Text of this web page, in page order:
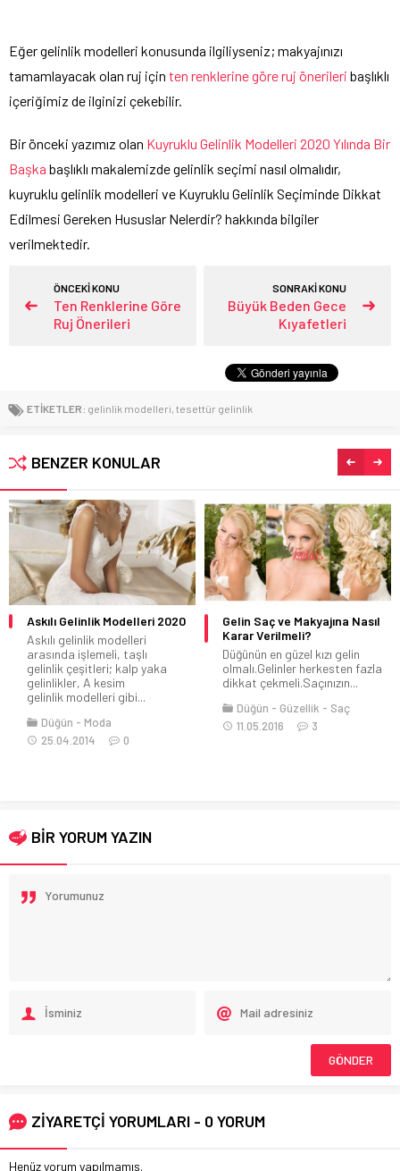
Eğer gelinlik modelleri konusunda ilgiliyseniz; makyajınızı
tamamlayacak olan ruj için ten renklerine göre ruj önerileri başlıklı
içeriğimiz de ilginizi çekebilir.
Bir önceki yazımız olan Kuyruklu Gelinlik Modelleri 2020 Yılında Bir
Başka başlıklı makalemizde gelinlik seçimi nasıl olmalıdır,
kuyruklu gelinlik modelleri ve Kuyruklu Gelinlik Seçiminde Dikkat
Edilmesi Gereken Hususlar Nelerdir? hakkında bilgiler
verilmektedir.
ÖNCEKİ KONU
Ten Renklerine Göre
Ruj Önerileri
SONRAKİ KONU
Büyük Beden Gece
Kıyafetleri
ETİKETLER: gelinlik modelleri, tesettür gelinlik
BENZER KONULAR
Gelin Saç ve Makyajına Nasıl
Karar Verilmeli?
Düğünün en güzel kızı gelin
olmalı.Gelinler herkesten fazla
dikkat çekmeli.Saçınızın...
Güzellik
11.05.2016
Son Moda Gelinlik Modelleri
Her kadının hiç şüphesiz en
önemli günlerinden birisi olan
düğün...
Düğün
31.12.2017
0
BİR YORUM YAZIN
ZİYARETÇİ YORUMLARI - 0 YORUM
Henüz yorum yapılmamış.